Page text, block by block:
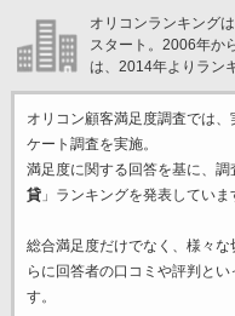
オリコンランキング
スタート。2006年か
は、2014年よりラン
オリコン顧客満足度調査では
ケート調査を実施。
満足度に関する回答を基に、調
貸」ランキングを発表していま
総合満足度だけでなく、様々な
らに回答者の口コミや評判と
す。